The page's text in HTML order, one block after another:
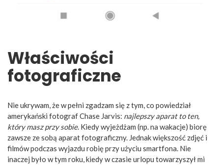
Właściwości
fotograficzne
Nie ukrywam, że w pełni zgadzam się z tym, co powiedział
amerykański fotograf Chase Jarvis: najlepszy aparat to ten,
który masz przy sobie. Kiedy wyjeżdżam (np. na wakacje) biorę
zawsze ze sobą aparat fotograficzny. Jednak większość zdjęć i
filmów podczas wyjazdu robię przy użyciu smartfona. Nie
inaczej było w tym roku, kiedy w czasie urlopu towarzyszył mi